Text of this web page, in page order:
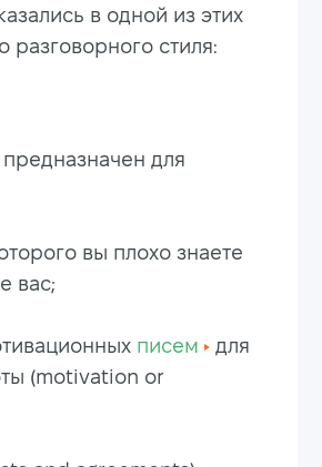
в одной из этих
разговорного стиля:
для
вы плохо знаете
вас;
писем
для
(motivation or